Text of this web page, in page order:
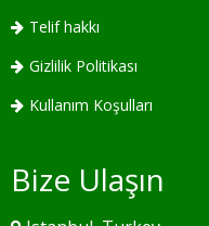
Telif hakkı
Gizlilik Politikası
Kullanım Koşulları
Bize Ulaşın